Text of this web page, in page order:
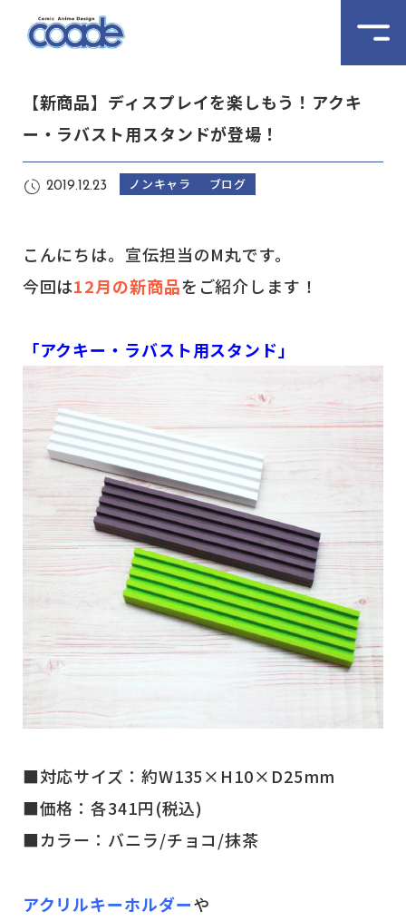
【新商品】ディスプレイを楽しもう！アクキ
ー・ラバスト用スタンドが登場！
2019.12.23 ノンキャラ ブログ
こんにちは。宣伝担当のM丸です。
今回は12月の新商品をご紹介します！
「アクキー・ラバスト用スタンド」
■対応サイズ：約W135×H10×D25mm
■価格：各341円(税込)
■カラー：バニラ/チョコ/抹茶
アクリルキーホルダーや